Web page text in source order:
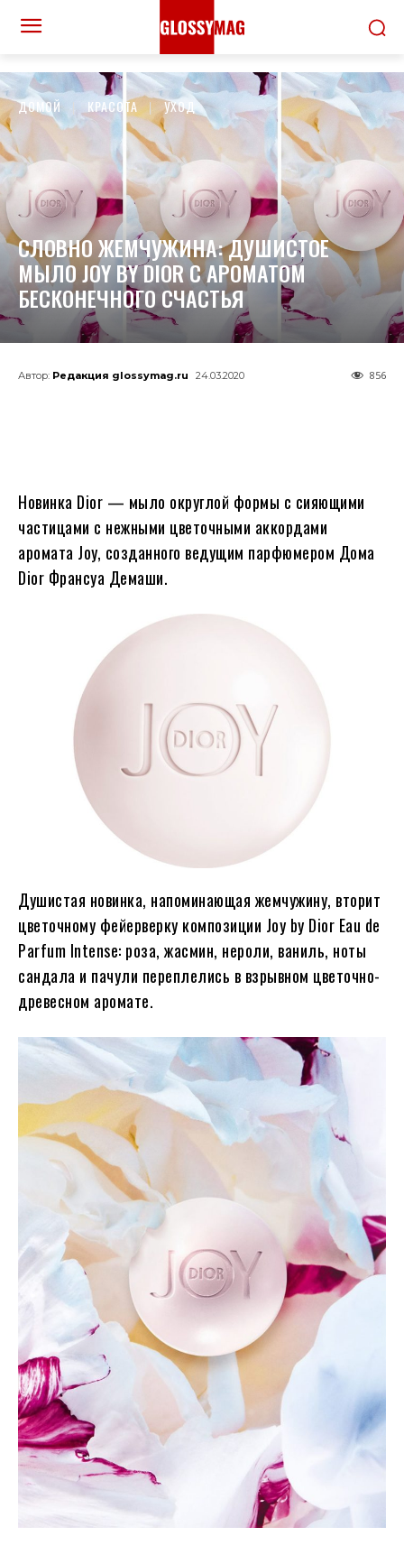
ДОМОЙ КРАСОТА УХОД
СЛОВНО ЖЕМЧУЖИНА: ДУШИСТОЕ
МЫЛО JOY BY DIOR С АРОМАТОМ
БЕСКОНЕЧНОГО СЧАСТЬЯ
Автор: Редакция glossymag.ru 24.03.2020 856
Новинка Dior — мыло округлой формы с сияющими
частицами с нежными цветочными аккордами
аромата Joy, созданного ведущим парфюмером Дома
Dior Франсуа Демаши.
Душистая новинка, напоминающая жемчужину, вторит
цветочному фейерверку композиции Joy by Dior Eau de
Parfum Intense: роза, жасмин, нероли, ваниль, ноты
сандала и пачули переплелись в взрывном цветочно-
древесном аромате.